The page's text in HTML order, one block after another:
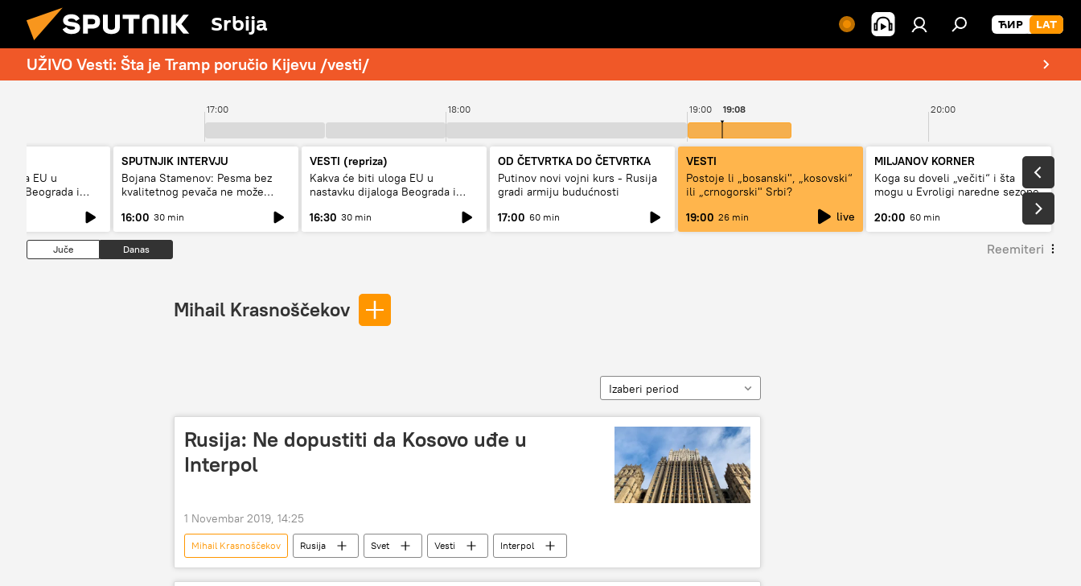
Srbija
UŽIVO Vesti: Šta je Tramp poručio Kijevu /vesti/
17:00 18:00 19:00 20:00
19:08
EU u
Beograda i
SPUTNJIK INTERVJU
Bojana Stamenov: Pesma bez
kvalitetnog pevača ne može
16:00 30 min
VESTI (repriza)
Kakva će biti uloga EU u
nastavku dijaloga Beograda i
16:30 30 min
OD ČETVRTKA DO ČETVRTKA
Putinov novi vojni kurs - Rusija
gradi armiju budućnosti
17:00 60 min
VESTI
Postoje li „bosanski", „kosovski“
ili „crnogorski" Srbi?
19:00 26 min live
MILJANOV KORNER
Koga su doveli „večiti“ i šta
mogu u Evroligi naredne sezone
20:00 60 min
Juče Danas Reemiteri
Mihail Krasnoščekov
Izaberi period
Rusija: Ne dopustiti da Kosovo uđe u
Interpol
1 Novembar 2019, 14:25
Mihail Krasnoščekov Rusija Svet Vesti Interpol